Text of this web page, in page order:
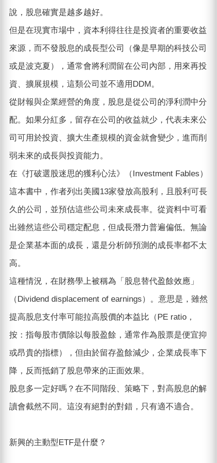
說，股息確實是越多越好。
但是在現實市場中，資本利得往往是投資者的重要收益
來源，而不發股息的成長型公司（像是早期的科技公司
或是波克夏），通常會將利潤留在公司內部，用來再投
資、擴展規模，這類公司並不適用DDM。
從財報與企業經營的角度，股息是從公司的淨利潤中分
配。如果分紅多，留存在公司的收益就少，代表未來公
司可用於投資、擴大生產規模的資金就會變少，進而削
弱未來的成長與投資能力。
在《打破選股迷思的獲利心法》（Investment Fables）
這本書中，作者列出美國13家發放高股利，且股利可長
久的公司，並預估這些公司未來成長率。從資料中可看
出雖然這些公司穩定配息，但成長潛力普遍偏低。無論
是企業基本面的成長，還是分析師預測的成長率都不太
高。
這種情況，在財務學上被稱為「股息替代盈餘效應」
（Dividend displacement of earnings）。意思是，雖然
提高股息支付率可能拉高股價的本益比（PE ratio，
按：指每股市價除以每股盈餘，通常作為股票是便宜抑
或昂貴的指標），但由於留存盈餘減少，企業成長率下
降，反而抵銷了股息帶來的正面效果。
股息多一定好嗎？在不同階段、策略下，對高股息的解
讀會截然不同。這沒有絕對的對錯，只有適不適合。
新興的主動型ETF是什麼？